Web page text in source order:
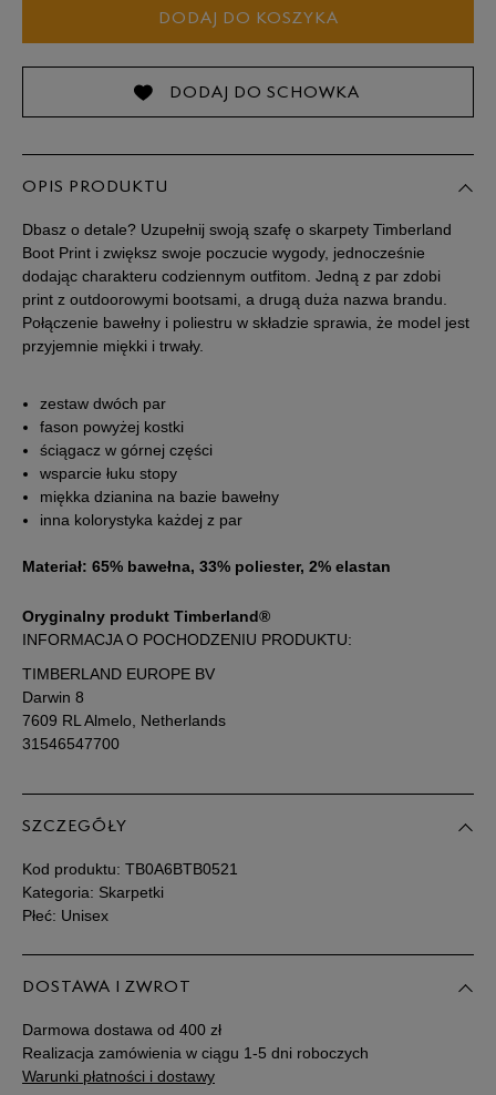
Powiadom o dostępności
DODAJ DO KOSZYKA
DODAJ DO SCHOWKA
OPIS PRODUKTU
Dbasz o detale? Uzupełnij swoją szafę o skarpety Timberland
Boot Print i zwiększ swoje poczucie wygody, jednocześnie
dodając charakteru codziennym outfitom. Jedną z par zdobi
print z outdoorowymi bootsami, a drugą duża nazwa brandu.
Połączenie bawełny i poliestru w składzie sprawia, że model jest
przyjemnie miękki i trwały.
zestaw dwóch par
fason powyżej kostki
ściągacz w górnej części
wsparcie łuku stopy
miękka dzianina na bazie bawełny
inna kolorystyka każdej z par
Materiał: 65% bawełna, 33% poliester, 2% elastan
Oryginalny produkt Timberland®
INFORMACJA O POCHODZENIU PRODUKTU:
TIMBERLAND EUROPE BV
Darwin 8
7609 RL Almelo, Netherlands
31546547700
SZCZEGÓŁY
Kod produktu: TB0A6BTB0521
Kategoria: Skarpetki
Płeć: Unisex
DOSTAWA I ZWROT
Darmowa dostawa od 400 zł
Realizacja zamówienia w ciągu 1-5 dni roboczych
Warunki płatności i dostawy